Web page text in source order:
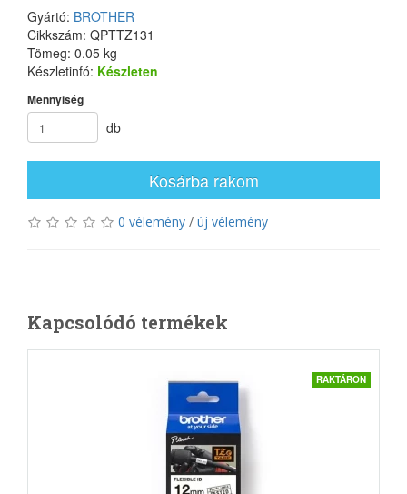
Gyártó: BROTHER
Cikkszám: QPTTZ131
Tömeg: 0.05 kg
Készletinfó: Készleten
Mennyiség
db
Kosárba rakom
0 vélemény / új vélemény
Kapcsolódó termékek
RAKTÁRON